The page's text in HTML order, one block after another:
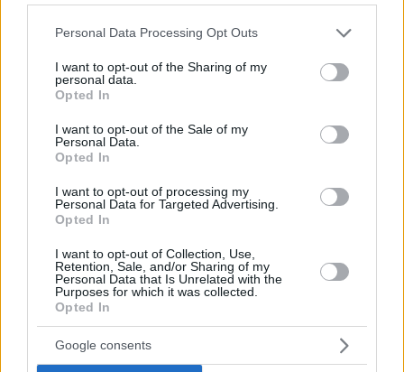
Please note that this website/app uses one or more Google
not limited to your visit or usage behaviour. You may click to
grant or deny consent to Google and its third-party tags to
use your data for below specified purposes in below Google
consent section.
Personal Data Processing Opt Outs
I want to opt-out of the Sharing of my
personal data.
Opted In
I want to opt-out of the Sale of my
Personal Data.
Opted In
I want to opt-out of processing my
Personal Data for Targeted Advertising.
Opted In
I want to opt-out of Collection, Use,
Retention, Sale, and/or Sharing of my
Personal Data that Is Unrelated with the
Purposes for which it was collected.
Opted In
Google consents
ηττήθηκε με 58-44 από την πανίσχυρη
Κίντερ Μπολόνια
2000: Η ρεβάνς από την Κίντερ στο
Σαπόρτα